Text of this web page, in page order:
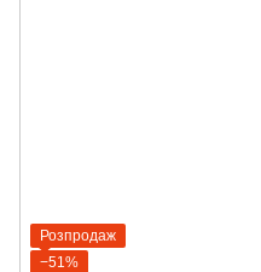
Розпродаж
−51%